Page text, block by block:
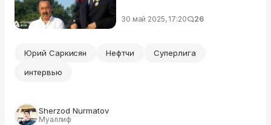
30 май 2025, 17:20 26
Юрий Саркисян Нефтчи
Суперлига
интервью
Sherzod Nurmatov
Муаллиф